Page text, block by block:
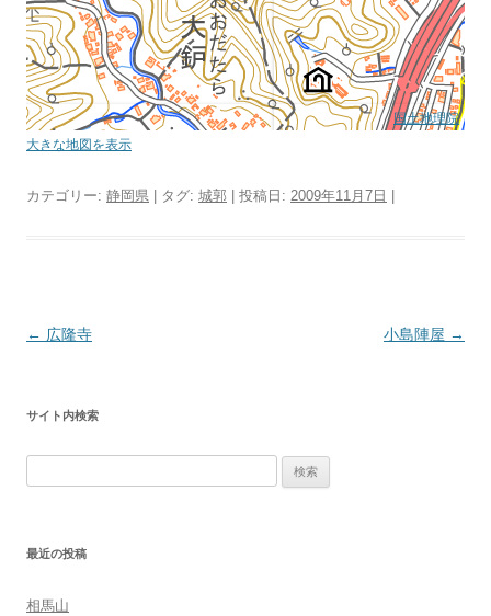
国土地理院
大きな地図を表示
カテゴリー: 静岡県 | タグ: 城郭 | 投稿日: 2009年11月7日
投
ビ
ゲ
ー
ョ
← 広隆寺 小島陣屋 →
サイト内検索
最近の投稿
相馬山